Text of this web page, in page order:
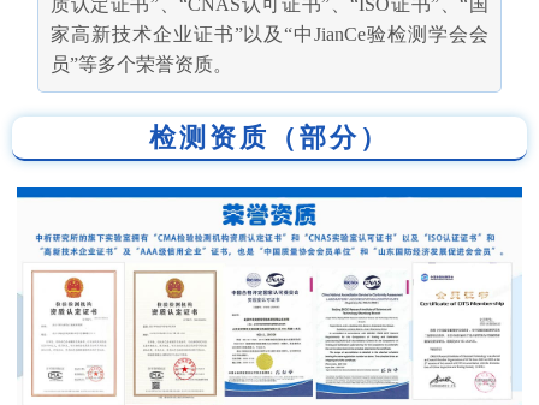
质认定证书”、“CNAS认可证书”、“ISO证书”、“国
家高新技术企业证书”以及“中JianCe验检测学会会
员”等多个荣誉资质。
检测资质（部分）